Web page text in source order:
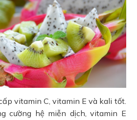
vitamin C, vitamin E và kali tốt.
cường hệ miễn dịch, vitamin E